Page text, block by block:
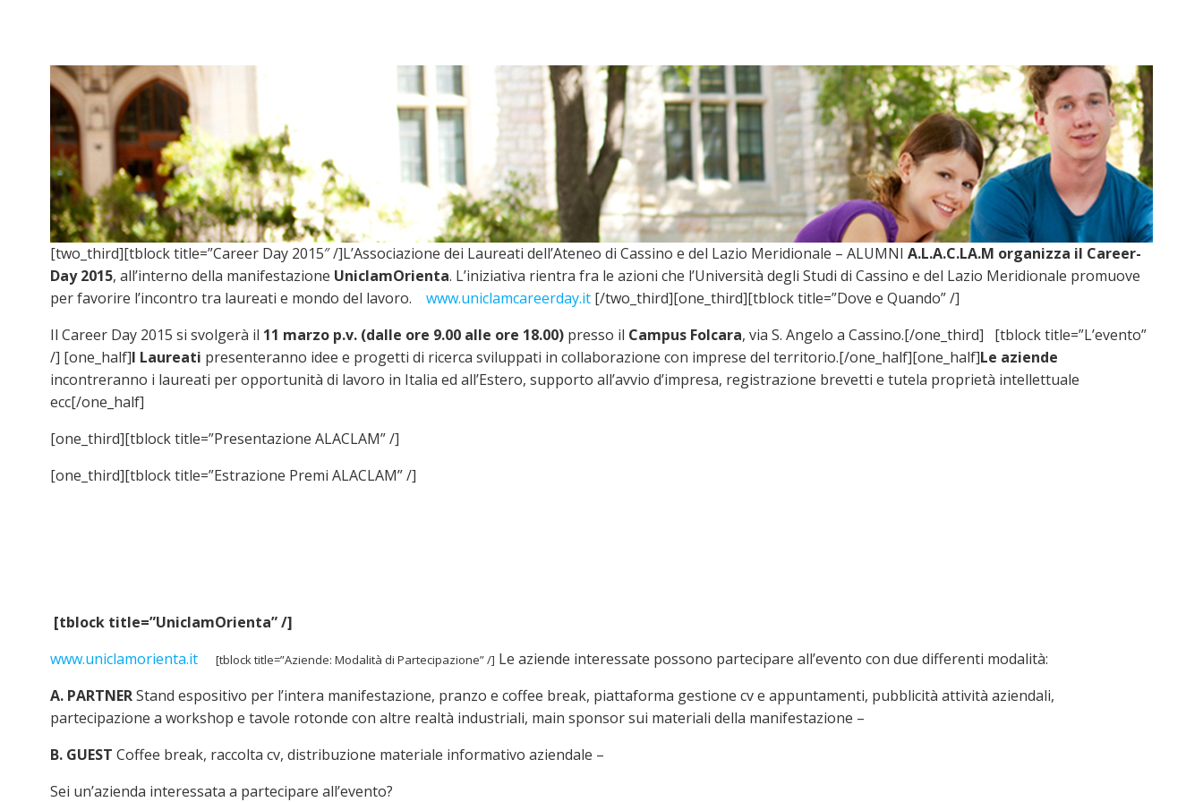
[two_third][tblock title=”Career Day 2015″ /]L’Associazione dei Laureati dell’Ateneo di Cassino e del Lazio Meridionale – ALUMNI A.L.A.C.LA.M organizza il Career-
Day 2015, all’interno della manifestazione UniclamOrienta. L’iniziativa rientra fra le azioni che l’Università degli Studi di Cassino e del Lazio Meridionale promuove
per favorire l’incontro tra laureati e mondo del lavoro. www.uniclamcareerday.it [/two_third][one_third][tblock title=”Dove e Quando” /]
Il Career Day 2015 si svolgerà il 11 marzo p.v. (dalle ore 9.00 alle ore 18.00) presso il Campus Folcara, via S. Angelo a Cassino.[/one_third] [tblock title=”L’evento”
/] [one_half]I Laureati presenteranno idee e progetti di ricerca sviluppati in collaborazione con imprese del territorio.[/one_half][one_half]Le aziende
incontreranno i laureati per opportunità di lavoro in Italia ed all’Estero, supporto all’avvio d’impresa, registrazione brevetti e tutela proprietà intellettuale
ecc[/one_half]
[one_third][tblock title=”Presentazione ALACLAM” /]
[one_third][tblock title=”Estrazione Premi ALACLAM” /]
[tblock title=”UniclamOrienta” /]
www.uniclamorienta.it
[tblock title=”Aziende: Modalità di Partecipazione” /] Le aziende interessate possono partecipare all’evento con due differenti modalità:
A. PARTNERStand espositivo per l’intera manifestazione, pranzo e coffee break, piattaforma gestione cv e appuntamenti, pubblicità attività aziendali,
partecipazione a workshop e tavole rotonde con altre realtà industriali, main sponsor sui materiali della manifestazione –
B. GUEST Coffee break, raccolta cv, distribuzione materiale informativo aziendale –
Sei un’azienda interessata a partecipare all’evento?